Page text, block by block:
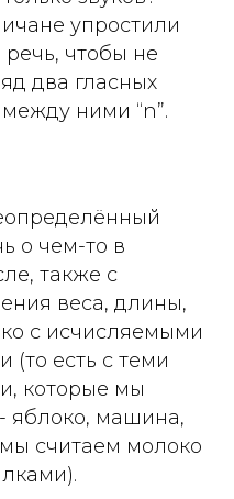
упростили
чтобы не
два гласных
ними “n”.
о чем-то в
также с
веса, длины,
с исчисляемыми
(то есть с теми
которые мы
яблоко, машина,
считаем молоко